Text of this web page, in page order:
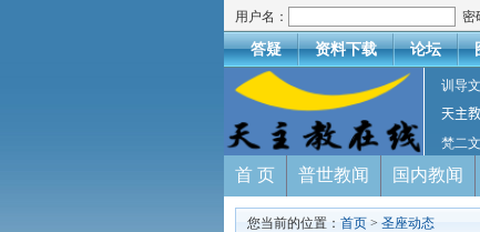
用户名： 密
答疑 资料下载 论坛
训导
天主
梵二
首 页 普世教闻 国内教闻
您当前的位置： 首页 > 圣座动态